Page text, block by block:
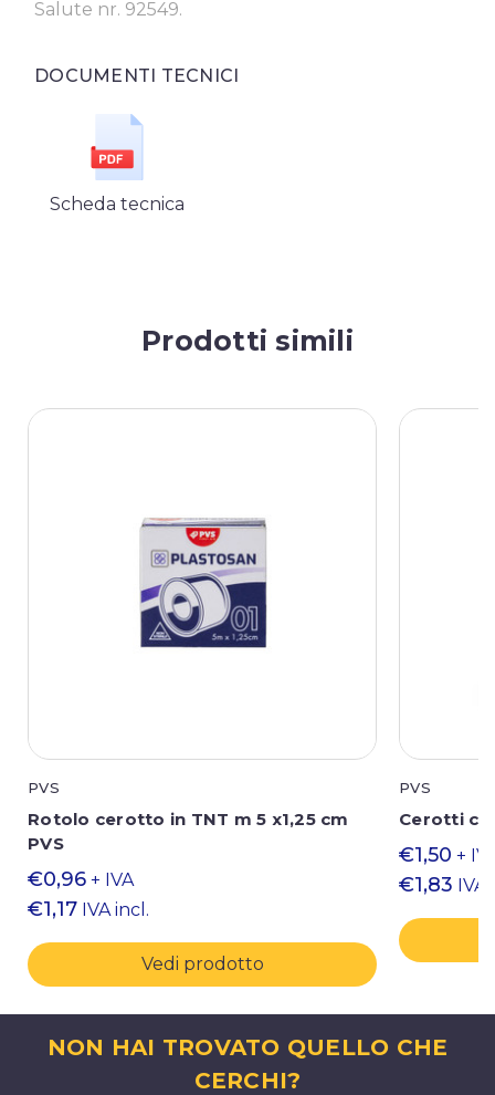
Salute nr. 92549.
DOCUMENTI TECNICI
Scheda tecnica
Prodotti simili
PVS
Rotolo cerotto in TNT m 5 x1,25 cm
PVS
€0,96 + IVA
€1,17 IVA incl.
Vedi prodotto
PVS
Cerotti
€1,50 +
€1,83 IVA
NON HAI TROVATO QUELLO CHE
CERCHI?